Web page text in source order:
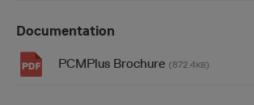
Documentation
PCMPlus Brochure (872.4KB)